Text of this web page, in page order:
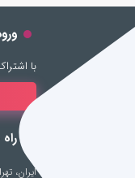
با
ایران،